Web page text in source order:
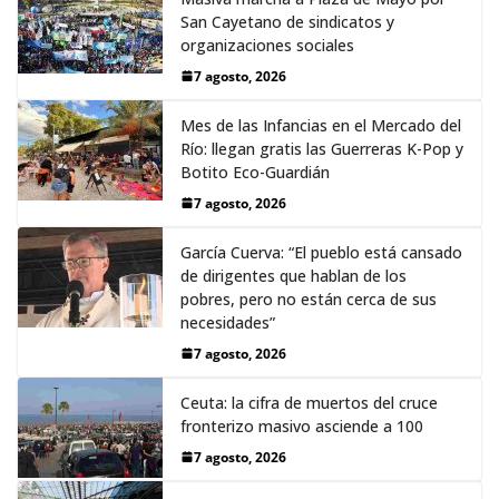
San Cayetano de sindicatos y
organizaciones sociales
7 agosto, 2026
Mes de las Infancias en el Mercado del
Río: llegan gratis las Guerreras K-Pop y
Botito Eco-Guardián
7 agosto, 2026
García Cuerva: “El pueblo está cansado
de dirigentes que hablan de los
pobres, pero no están cerca de sus
necesidades”
7 agosto, 2026
Ceuta: la cifra de muertos del cruce
fronterizo masivo asciende a 100
7 agosto, 2026